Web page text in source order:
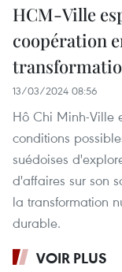
HCM-Ville
coopération
13/03/2024 08:56
Hô Chi Minh-Ville
conditions
suédoises
d'affaires sur son
la transformation
durable.
VOIR PLUS